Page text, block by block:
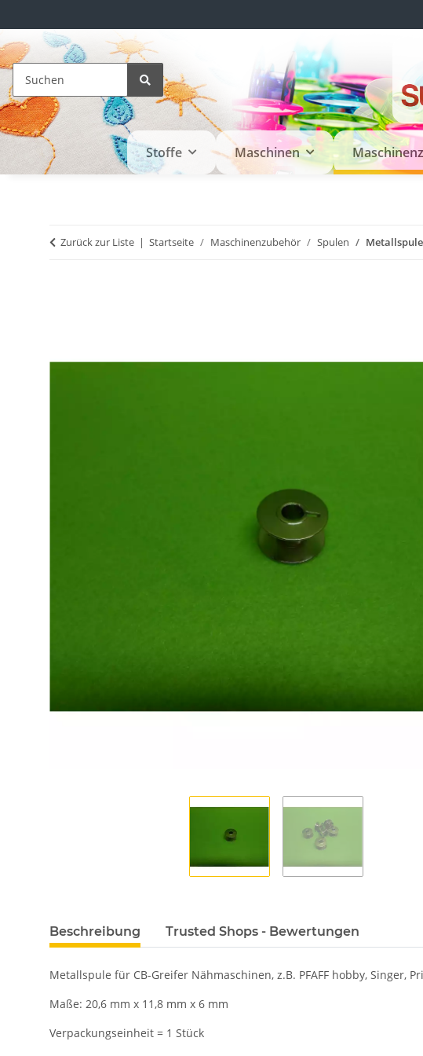
Stoffe Maschinen
Zurück zur Liste Startseite Maschinenzubehör Spulen
Beschreibung Trusted Shops - Bewertungen
Metallspule für CB-Greifer Nähmaschinen, z.B. PFAFF hobby, Singer,
Maße: 20,6 mm x 11,8 mm x 6 mm
Verpackungseinheit = 1 Stück